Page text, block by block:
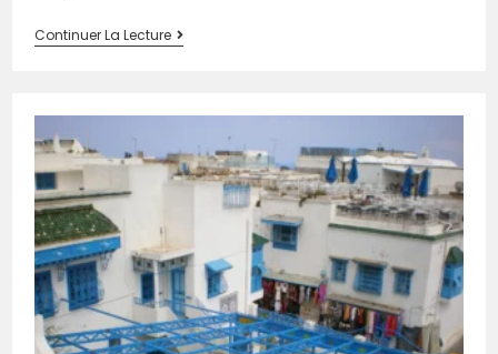
Continuer La Lecture